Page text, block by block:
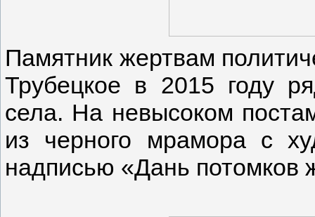
Памятник жертвам
Трубецкое в 2015 году
села. На невысоком
из черного мрамора с
надписью «Дань